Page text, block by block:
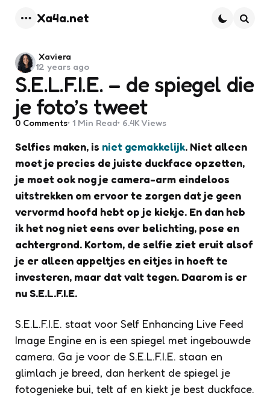
Xa4a.net
S.E.L.F.I.E. – de spiegel die
je foto’s tweet
Posted
by
Xaviera
12 years ago
0 Comments 1 Min Read 6.4K Views
Selfies maken, is niet gemakkelijk. Niet alleen
moet je precies de juiste duckface opzetten,
je moet ook nog je camera-arm eindeloos
uitstrekken om ervoor te zorgen dat je geen
vervormd hoofd hebt op je kiekje. En dan heb
ik het nog niet eens over belichting, pose en
achtergrond. Kortom, de selfie ziet eruit alsof
je er alleen appeltjes en eitjes in hoeft te
investeren, maar dat valt tegen. Daarom is er
nu S.E.L.F.I.E.
S.E.L.F.I.E. staat voor Self Enhancing Live Feed
Image Engine en is een spiegel met ingebouwde
camera. Ga je voor de S.E.L.F.I.E. staan en
glimlach je breed, dan herkent de spiegel je
fotogenieke bui, telt af en kiekt je best duckface.